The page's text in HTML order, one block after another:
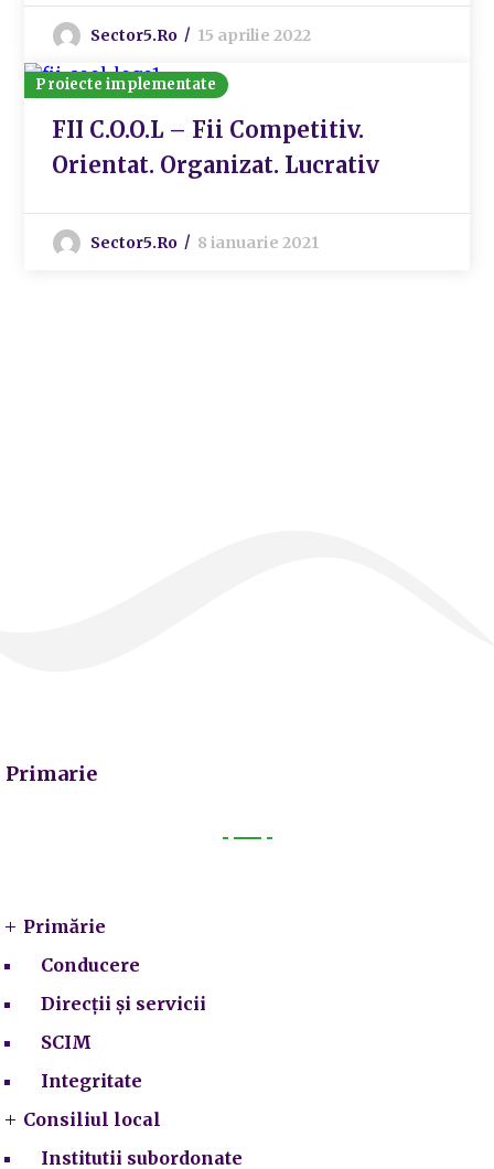
Sector5.ro 15 aprilie 2022
Proiecte implementate
FII C.O.O.L – Fii Competitiv.
Orientat. Organizat. Lucrativ
Sector5.ro 8 ianuarie 2021
Primarie
Primărie
Conducere
Direcții și servicii
SCIM
Integritate
Consiliul local
Institutii subordonate